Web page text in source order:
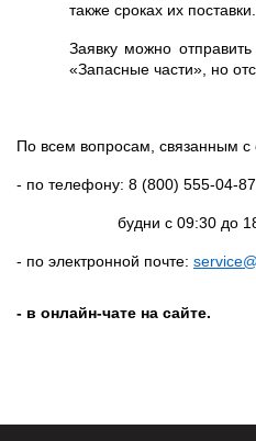
также сроках их поставки.
Заявку можно
«Запасные части», но
По всем вопросам, связанным
- по телефону: 8 (800) 555-04-
будни с 09:30 до 18:00 ч
- по электронной почте: service@
- в онлайн-чате на сайте.